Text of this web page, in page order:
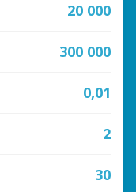
20 000
300 000
0,01
2
30